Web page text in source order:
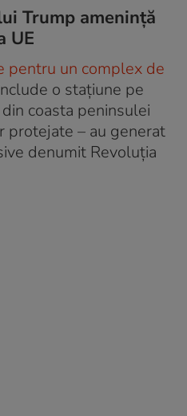
Trump amenință
UE
pentru un complex de
o stațiune pe
coasta peninsulei
protejate – au generat
denumit Revoluția